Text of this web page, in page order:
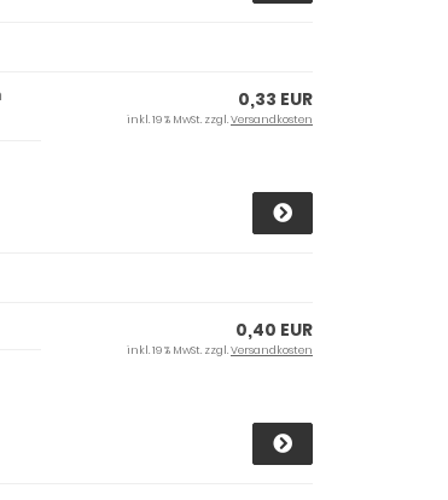
0,33 EUR
inkl. 19 % MwSt. zzgl.Versandkosten
0,40 EUR
inkl. 19 % MwSt. zzgl.Versandkosten